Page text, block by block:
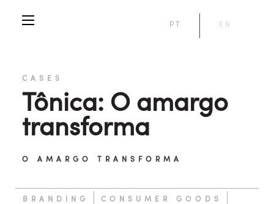
PT EN
CASES
Tônica: O amargo
transforma
O AMARGO TRANSFORMA
BRANDING CONSUMER GOODS